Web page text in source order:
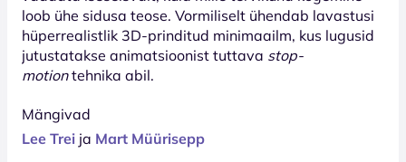
loob ühe sidusa teose. Vormiliselt ühendab lavastusi
hüperrealistlik 3D-prinditud minimaailm, kus lugusid
jutustatakse animatsioonist tuttava stop-
motiontehnika abil.
Mängivad
Lee Trei ja Mart Müürisepp